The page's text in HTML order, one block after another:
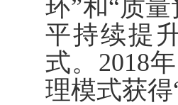
环”和“质
平持续提
式。2018
理模式获